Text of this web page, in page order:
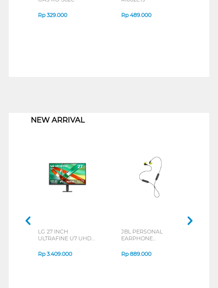
Rp329.000 Rp489.000
NEW ARRIVAL
LG 27 INCH
ULTRAFINE U7 UHD
B_G3
Rp3.409.000
JBL PERSONAL
EARPHONE
SERIES
Rp889.000